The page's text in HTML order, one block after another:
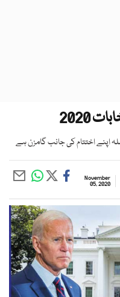
2020
اپنے اختتام کی جانب گامزن ہے
November
05, 2020